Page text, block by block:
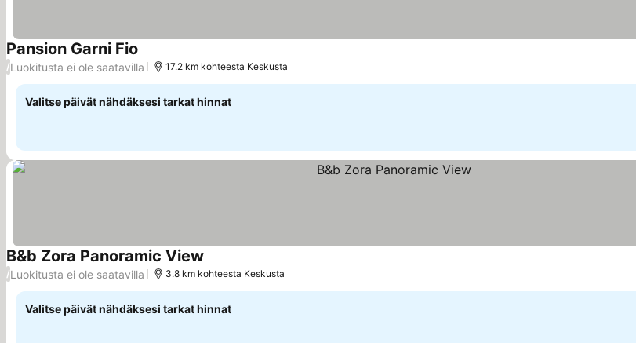
Pansion Garni Fio Katso hinnat
/Luokitusta ei ole saatavilla 17.2 km kohteesta Keskusta
Valitse päivät nähdäksesi tarkat hinnat
B&b Zora Panoramic View
/Luokitusta ei ole saatavilla 3.8 km kohteesta Keskusta
Valitse päivät nähdäksesi tarkat hinnat